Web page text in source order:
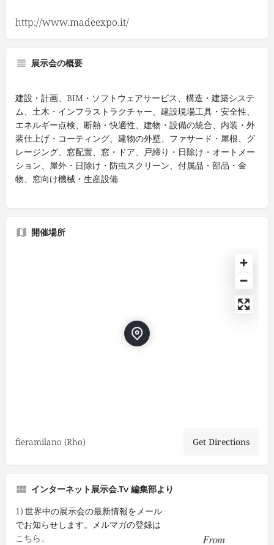
http://www.madeexpo.it/
展示会の概要
建設・計画、BIM・ソフトウェアサービス、構造・建築システ
ム、土木・インフラストラクチャー、建設現場工具・安全性、
エネルギー点検、断熱・快適性、建物・設備の統合、内装・外
装仕上げ・コーティング、建物の外壁、ファサード・屋根、グ
レージング、窓配置、窓・ドア、戸締り・日除け・オートメー
ション、屋外・日除け・防虫スクリーン、付属品・部品・金
物、窓向け機械・生産設備
開催場所
fieramilano (Rho) Get Directions
インターネット展示会.tv 編集部より
1) 世界中の展示会の最新情報をメール
でお知らせします。メルマガの登録は
こちら。